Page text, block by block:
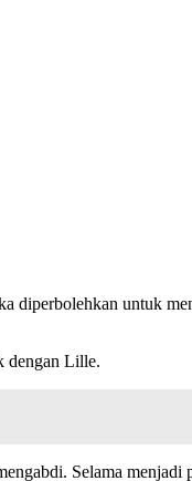
diperbolehkan untuk
dengan Lille.
Selama